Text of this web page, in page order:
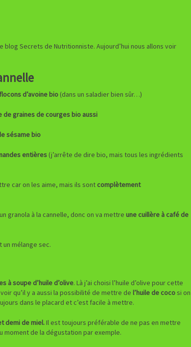
blog Secrets de Nutritionniste. Aujourd’hui nous allons voir
d’avoine bio(dans un saladier bien sûr…)
de graines de courges bio aussi
sésame bio
entières(j’arrête de dire bio, mais tous les ingrédients
car on les aime, mais ils sont complètement
granola à la cannelle, donc on va mettre une cuillère à café de
mélange sec.
à soupe d’huile d’olive. Là j’ai choisi l’huile d’olive pour cette
qu’il y a aussi la possibilité de mettre de l’huile de cocosi on
dans le placard et c’est facile à mettre.
demi de miel.Il est toujours préférable de ne pas en mettre
moment de la dégustation par exemple.